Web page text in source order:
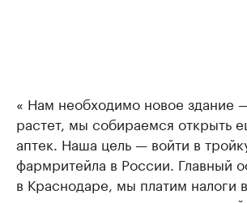
« Нам необходимо новое здание
растет, мы собираемся открыть
аптек. Наша цель — войти в
фармритейла в России. Главный
в Краснодаре, мы платим налоги